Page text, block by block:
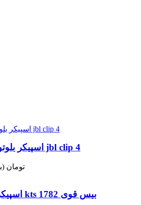
اسپیکر بلوتوثی جی بی ال اصل jbl clip 4
7,900,000 تومان
اسپیکر چمدانی حرفه ایی kts 1782 بیس قوی